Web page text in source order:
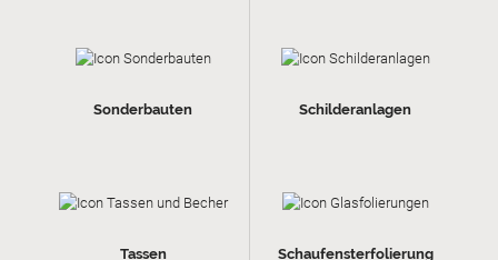
Sonderbauten Schilderanlagen
Tassen Schaufensterfolierung